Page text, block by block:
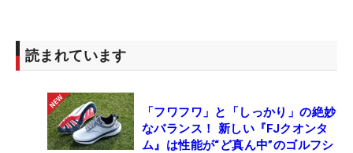
賞金ランキングは「相手があることだから」と自力
で上積みしていくしかない。「最初から勝とうと思
ってきているので、明日どうなるか、それだけです
ね」とシニア1年目での初優勝、そして賞金王レー
スをにらんで最終日を戦う。
読まれています
「フワフワ」と「しっかり」の絶妙
なバランス！ 新しい『FJクオンタ
ム』は性能が“ど真ん中”のゴルフシ